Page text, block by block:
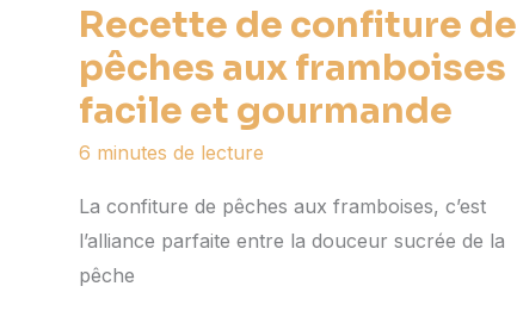
Recette de confiture de
pêches aux framboises
facile et gourmande
6 minutes de lecture
La confiture de pêches aux framboises, c’est
l’alliance parfaite entre la douceur sucrée de la
pêche